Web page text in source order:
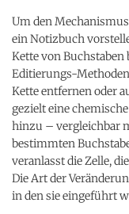
Um den
ein Notizbuch
Kette von
Editierungs-
Kette entfernen oder
gezielt eine
hinzu – vergleichbar
bestimmten
veranlasst die Zelle,
Die Art der
in den sie eingeführt